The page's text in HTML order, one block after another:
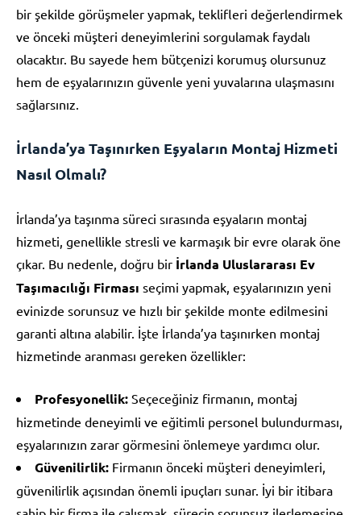
bir şekilde görüşmeler yapmak, teklifleri değerlendirmek
ve önceki müşteri deneyimlerini sorgulamak faydalı
olacaktır. Bu sayede hem bütçenizi korumuş olursunuz
hem de eşyalarınızın güvenle yeni yuvalarına ulaşmasını
sağlarsınız.
İrlanda’ya Taşınırken Eşyaların Montaj Hizmeti
Nasıl Olmalı?
İrlanda’ya taşınma süreci sırasında eşyaların montaj
hizmeti, genellikle stresli ve karmaşık bir evre olarak öne
çıkar. Bu nedenle, doğru bir İrlanda Uluslararası Ev
Taşımacılığı Firması seçimi yapmak, eşyalarınızın yeni
evinizde sorunsuz ve hızlı bir şekilde monte edilmesini
garanti altına alabilir. İşte İrlanda’ya taşınırken montaj
hizmetinde aranması gereken özellikler:
Profesyonellik: Seçeceğiniz firmanın, montaj
hizmetinde deneyimli ve eğitimli personel bulundurması,
eşyalarınızın zarar görmesini önlemeye yardımcı olur.
Güvenilirlik: Firmanın önceki müşteri deneyimleri,
güvenilirlik açısından önemli ipuçları sunar. İyi bir itibara